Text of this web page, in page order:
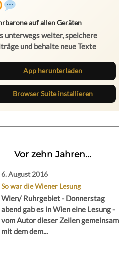
App herunterladen
Browser Suite installieren
Vor zehn Jahren...
6. August 2016
So war die Wiener Lesung
Wien/ Ruhrgebiet - Donnerstag
abend gab es in Wien eine Lesung -
vom Autor dieser Zeilen gemeinsam
mit dem dem...